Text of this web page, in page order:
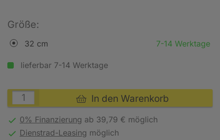
Größe:
32 cm 7-14 Werktage
lieferbar 7-14 Werktage
In den Warenkorb
0% Finanzierung ab 39,79 € möglich
Dienstrad-Leasing möglich